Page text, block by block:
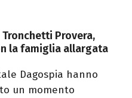
Tronchetti Provera,
la famiglia allargata
Dagospia hanno
un momento